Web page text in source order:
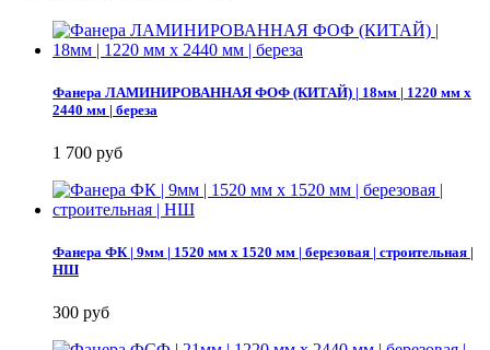
Фанера ЛАМИНИРОВАННАЯ ФОФ (КИТАЙ) | 18мм | 1220 мм х
2440 мм | береза
1 700 руб
Фанера ФК | 9мм | 1520 мм х 1520 мм | березовая | строительная |
НШ
300 руб